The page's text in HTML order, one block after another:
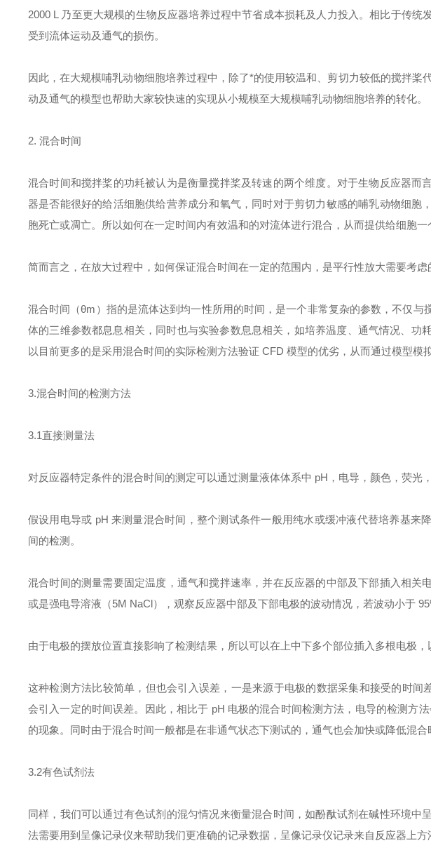
2000 L 乃至更大规模的生物反应器培养过程中节省成本损耗及人力投入。相比于传
受到流体运动及通气的损伤。
因此，在大规模哺乳动物细胞培养过程中，除了*的使用较温和、剪切力较低的搅拌桨
动及通气的模型也帮助大家较快速的实现从小规模至大规模哺乳动物细胞培养的转化。
2. 混合时间
混合时间和搅拌桨的功耗被认为是衡量搅拌桨及转速的两个维度。对于生物反应器而
器是否能很好的给活细胞供给营养成分和氧气，同时对于剪切力敏感的哺乳动物细胞
胞死亡或凋亡。所以如何在一定时间内有效温和的对流体进行混合，从而提供给细胞一
简而言之，在放大过程中，如何保证混合时间在一定的范围内，是平行性放大需要考虑
混合时间（θm）指的是流体达到均一性所用的时间，是一个非常复杂的参数，不仅
体的三维参数都息息相关，同时也与实验参数息息相关，如培养温度、通气情况、功
以目前更多的是采用混合时间的实际检测方法验证 CFD 模型的优劣，从而通过模型模
3.混合时间的检测方法
3.1直接测量法
对反应器特定条件的混合时间的测定可以通过测量液体体系中 pH，电导，颜色，荧光
假设用电导或 pH 来测量混合时间，整个测试条件一般用纯水或缓冲液代替培养基来
间的检测。
混合时间的测量需要固定温度，通气和搅拌速率，并在反应器的中部及下部插入相关
或是强电导溶液（5M NaCl），观察反应器中部及下部电极的波动情况，若波动小于
由于电极的摆放位置直接影响了检测结果，所以可以在上中下多个部位插入多根电极，
这种检测方法比较简单，但也会引入误差，一是来源于电极的数据采集和接受的时
会引入一定的时间误差。因此，相比于 pH 电极的混合时间检测方法，电导的检测方
的现象。同时由于混合时间一般都是在非通气状态下测试的，通气也会加快或降低混合
3.2有色试剂法
同样，我们可以通过有色试剂的混匀情况来衡量混合时间，如酚酞试剂在碱性环境中
法需要用到呈像记录仪来帮助我们更准确的记录数据，呈像记录仪记录来自反应器上方